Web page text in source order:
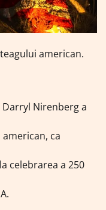
american.
Nirenberg a
ca
celebrarea a 250